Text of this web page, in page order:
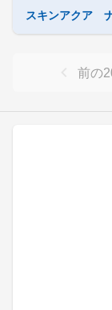
スキンアクア
前の